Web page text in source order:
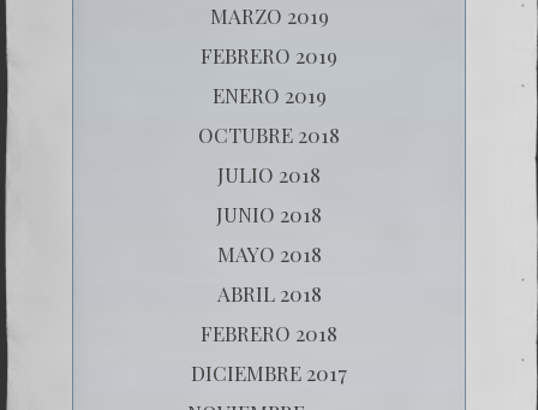
MARZO 2019
FEBRERO 2019
ENERO 2019
OCTUBRE 2018
JULIO 2018
JUNIO 2018
MAYO 2018
ABRIL 2018
FEBRERO 2018
DICIEMBRE 2017